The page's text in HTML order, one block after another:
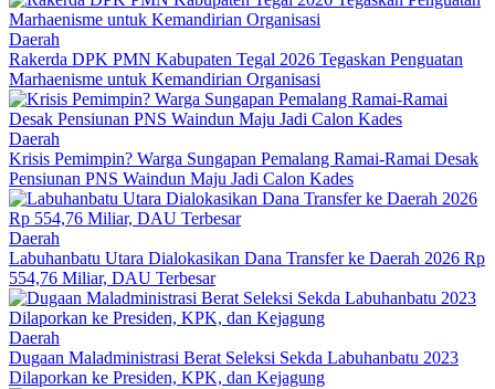
Daerah
Rakerda DPK PMN Kabupaten Tegal 2026 Tegaskan Penguatan
Marhaenisme untuk Kemandirian Organisasi
Daerah
Krisis Pemimpin? Warga Sungapan Pemalang Ramai-Ramai Desak
Pensiunan PNS Waindun Maju Jadi Calon Kades
Daerah
Labuhanbatu Utara Dialokasikan Dana Transfer ke Daerah 2026 Rp
554,76 Miliar, DAU Terbesar
Daerah
Dugaan Maladministrasi Berat Seleksi Sekda Labuhanbatu 2023
Dilaporkan ke Presiden, KPK, dan Kejagung